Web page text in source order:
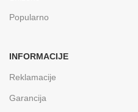
Popularno
INFORMACIJE
Reklamacije
Garancija